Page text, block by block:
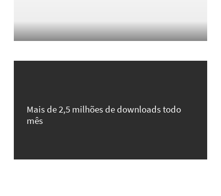
Mais de 2,5 milhões de downloads todo
mês